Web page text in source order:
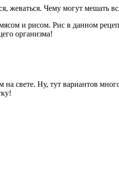
жеваться. Чему могут мешать
и рисом. Рис в данном
организма!
свете. Ну, тут вариантов